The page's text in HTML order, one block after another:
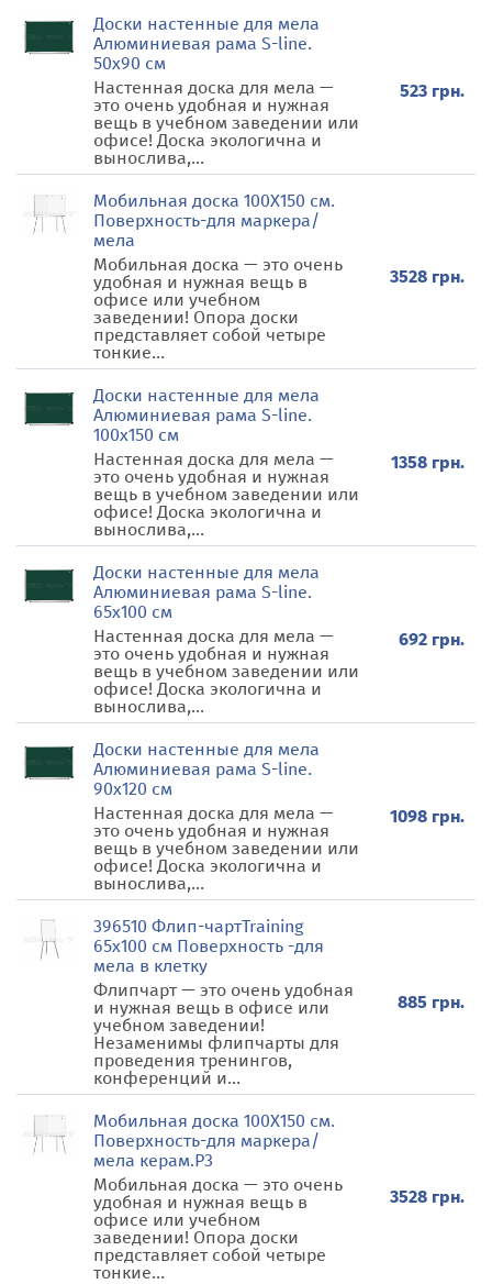
Доски настенные для мела
Алюминиевая рама S-line.
50х90 см
Настенная доска для мела —
это очень удобная и нужная
вещь в учебном заведении или
офисе! Доска экологична и
вынослива,...
523 грн.
Мобильная доска 100Х150 см.
Поверхность-для маркера/
мела
Мобильная доска — это очень
удобная и нужная вещь в
офисе или учебном
заведении! Опора доски
представляет собой четыре
тонкие...
3528 грн.
Доски настенные для мела
Алюминиевая рама S-line.
100х150 см
Настенная доска для мела —
это очень удобная и нужная
вещь в учебном заведении или
офисе! Доска экологична и
вынослива,...
1358 грн.
Доски настенные для мела
Алюминиевая рама S-line.
65х100 см
Настенная доска для мела —
это очень удобная и нужная
вещь в учебном заведении или
офисе! Доска экологична и
вынослива,...
692 грн.
Доски настенные для мела
Алюминиевая рама S-line.
90х120 см
Настенная доска для мела —
это очень удобная и нужная
вещь в учебном заведении или
офисе! Доска экологична и
вынослива,...
1098 грн.
396510 Флип-чартTraining
65х100 см Поверхность -для
мела в клетку
Флипчарт — это очень удобная
и нужная вещь в офисе или
учебном заведении!
Незаменимы флипчарты для
проведения тренингов,
конференций и...
885 грн.
Мобильная доска 100Х150 см.
Поверхность-для маркера/
мела керам.Р3
Мобильная доска — это очень
удобная и нужная вещь в
офисе или учебном
заведении! Опора доски
представляет собой четыре
тонкие...
3528 грн.